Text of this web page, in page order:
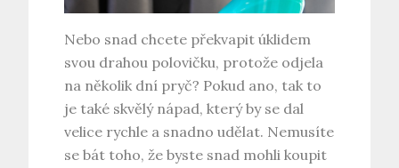
Nebo snad chcete překvapit úklidem
svou drahou polovičku, protože odjela
na několik dní pryč? Pokud ano, tak to
je také skvělý nápad, který by se dal
velice rychle a snadno udělat. Nemusíte
se bát toho, že byste snad mohli koupit